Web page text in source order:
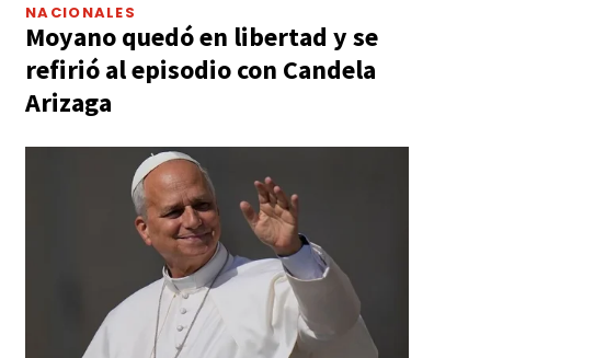
NACIONALES
Moyano quedó en libertad y se
refirió al episodio con Candela
Arizaga